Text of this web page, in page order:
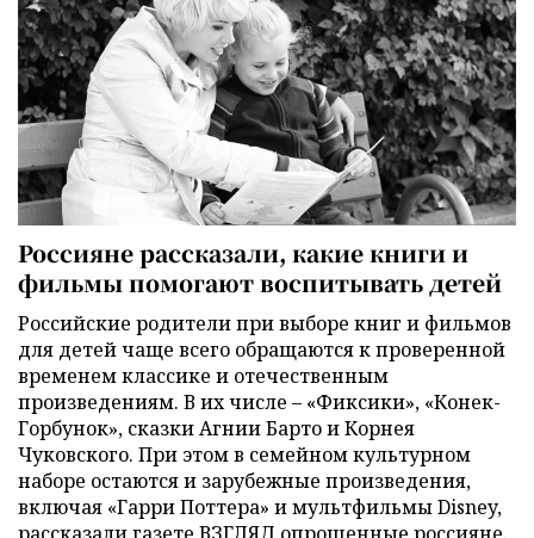
Россияне рассказали, какие книги и
фильмы помогают воспитывать детей
Российские родители при выборе книг и фильмов
для детей чаще всего обращаются к проверенной
временем классике и отечественным
произведениям. В их числе – «Фиксики», «Конек-
Горбунок», сказки Агнии Барто и Корнея
Чуковского. При этом в семейном культурном
наборе остаются и зарубежные произведения,
включая «Гарри Поттера» и мультфильмы Disney,